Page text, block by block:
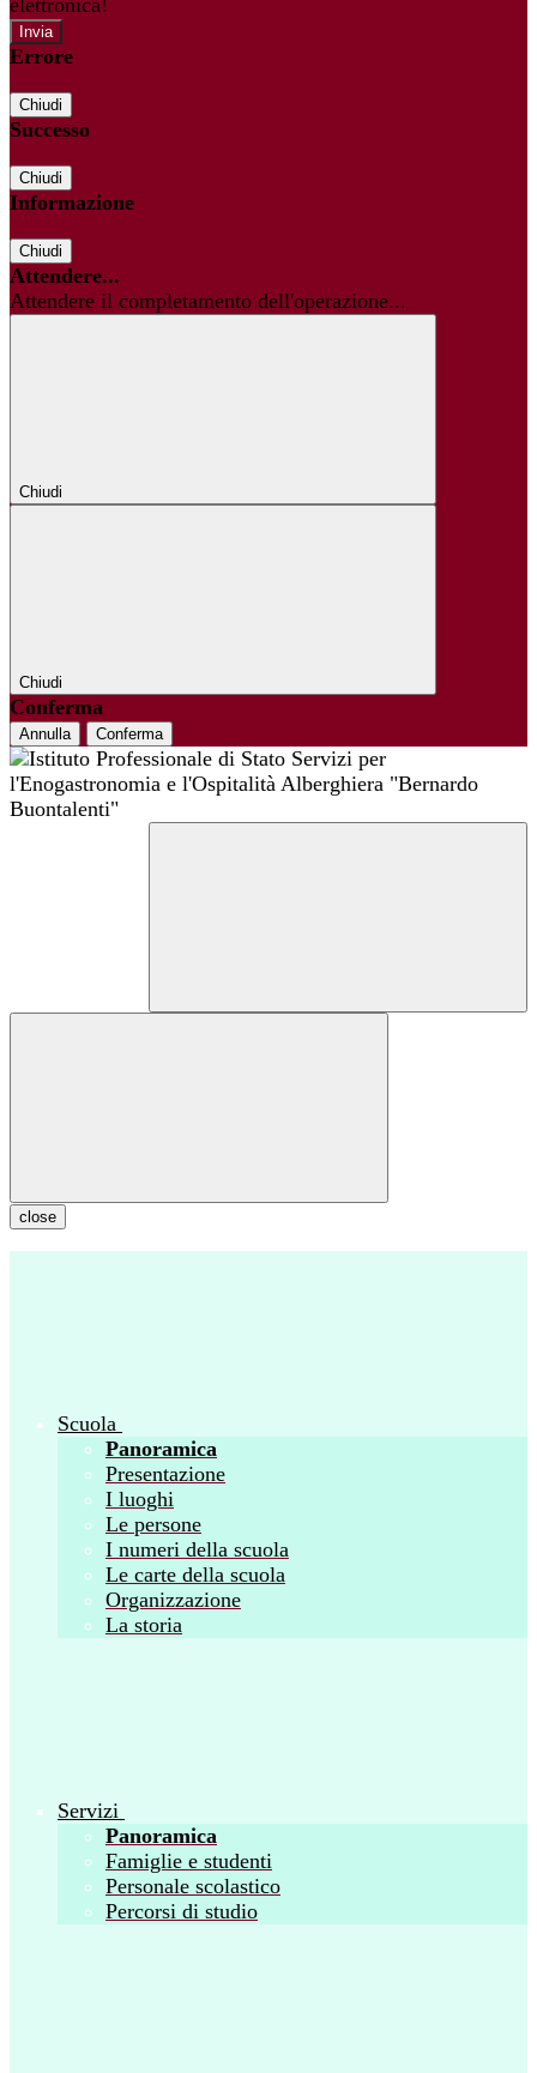
elettronica!
Errore
Chiudi
Successo
Chiudi
Informazione
Chiudi
Attendere...
Attendere il completamento dell'operazione...
Chiudi
Chiudi
Conferma
Annulla Conferma
close
Scuola
Panoramica
Presentazione
I luoghi
Le persone
I numeri della scuola
Le carte della scuola
Organizzazione
La storia
Servizi
Panoramica
Famiglie e studenti
Personale scolastico
Percorsi di studio